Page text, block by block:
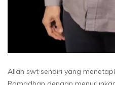
Allah swt sendiri yang